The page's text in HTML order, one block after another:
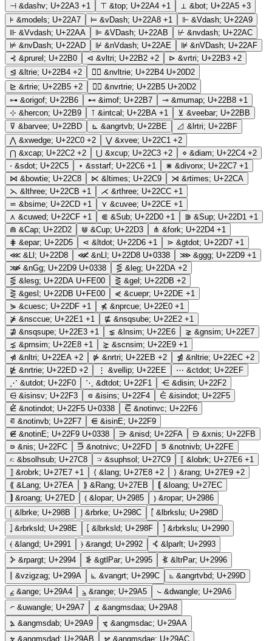
⊣ &dashv; U+22A3 +1 ⊤ &top; U+22A4 +1 ⊥ &bot; U+22A5 +3
⊧ &models; U+22A7 ⊨ &vDash; U+22A8 +1 ⊩ &Vdash; U+22A9
⊪ &Vvdash; U+22AA ⊫ &VDash; U+22AB ⊬ &nvdash; U+22AC
⊭ &nvDash; U+22AD ⊮ &nVdash; U+22AE ⊯ &nVDash; U+22AF
⊰ &prurel; U+22B0 ⊲ &vltri; U+22B2 +2 ⊳ &vrtri; U+22B3 +2
⊴ &ltrie; U+22B4 +2 ⊴⃒ &nvltrie; U+22B4 U+20D2
⊵ &rtrie; U+22B5 +2 ⊵⃒ &nvrtrie; U+22B5 U+20D2
⊶ &origof; U+22B6 ⊷ &imof; U+22B7 ⊸ &mumap; U+22B8 +1
⊹ &hercon; U+22B9 ⊺ &intcal; U+22BA +1 ⊻ &veebar; U+22BB
⊽ &barvee; U+22BD ⊾ &angrtvb; U+22BE ⊿ &lrtri; U+22BF
⋀ &xwedge; U+22C0 +2 ⋁ &xvee; U+22C1 +2
⋂ &xcap; U+22C2 +2 ⋃ &xcup; U+22C3 +2 ⋄ &diam; U+22C4 +2
⋅ &sdot; U+22C5 ⋆ &sstarf; U+22C6 +1 ⋇ &divonx; U+22C7 +1
⋈ &bowtie; U+22C8 ⋉ &ltimes; U+22C9 ⋊ &rtimes; U+22CA
⋋ &lthree; U+22CB +1 ⋌ &rthree; U+22CC +1
⋍ &bsime; U+22CD +1 ⋎ &cuvee; U+22CE +1
⋏ &cuwed; U+22CF +1 ⋐ &Sub; U+22D0 +1 ⋑ &Sup; U+22D1 +1
⋒ &Cap; U+22D2 ⋓ &Cup; U+22D3 ⋔ &fork; U+22D4 +1
⋕ &epar; U+22D5 ⋖ &ltdot; U+22D6 +1 ⋗ &gtdot; U+22D7 +1
⋘ &Ll; U+22D8 ⋘̸ &nLl; U+22D8 U+0338 ⋙ &ggg; U+22D9 +1
⋙̸ &nGg; U+22D9 U+0338 ⋚ &leg; U+22DA +2
⋚︀ &lesg; U+22DA U+FE00 ⋛ &gel; U+22DB +2
⋛︀ &gesl; U+22DB U+FE00 ⋞ &cuepr; U+22DE +1
⋟ &cuesc; U+22DF +1 ⋠ &nprcue; U+22E0 +1
⋡ &nsccue; U+22E1 +1 ⋢ &nsqsube; U+22E2 +1
⋣ &nsqsupe; U+22E3 +1 ⋦ &lnsim; U+22E6 ⋧ &gnsim; U+22E7
⋨ &prnsim; U+22E8 +1 ⋩ &scnsim; U+22E9 +1
⋪ &nltri; U+22EA +2 ⋫ &nrtri; U+22EB +2 ⋬ &nltrie; U+22EC +2
⋭ &nrtrie; U+22ED +2 ⋮ &vellip; U+22EE ⋯ &ctdot; U+22EF
⋰ &utdot; U+22F0 ⋱ &dtdot; U+22F1 ⋲ &disin; U+22F2
⋳ &isinsv; U+22F3 ⋴ &isins; U+22F4 ⋵ &isindot; U+22F5
⋵̸ &notindot; U+22F5 U+0338 ⋶ &notinvc; U+22F6
⋷ &notinvb; U+22F7 ⋹ &isinE; U+22F9
⋹̸ &notinE; U+22F9 U+0338 ⋺ &nisd; U+22FA ⋻ &xnis; U+22FB
⋼ &nis; U+22FC ⋽ &notnivc; U+22FD ⋾ &notnivb; U+22FE
⟈ &bsolhsub; U+27C8 ⟉ &suphsol; U+27C9 ⟦ &lobrk; U+27E6 +1
⟧ &robrk; U+27E7 +1 ⟨ &lang; U+27E8 +2 ⟩ &rang; U+27E9 +2
⟪ &Lang; U+27EA ⟫ &Rang; U+27EB ⟬ &loang; U+27EC
⟭ &roang; U+27ED ⦅ &lopar; U+2985 ⦆ &ropar; U+2986
⦋ &lbrke; U+298B ⦌ &rbrke; U+298C ⦍ &lbrkslu; U+298D
⦎ &rbrksld; U+298E ⦏ &lbrksld; U+298F ⦐ &rbrkslu; U+2990
⦑ &langd; U+2991 ⦒ &rangd; U+2992 ⦓ &lparlt; U+2993
⦔ &rpargt; U+2994 ⦕ &gtlPar; U+2995 ⦖ &ltrPar; U+2996
⦚ &vzigzag; U+299A ⦜ &vangrt; U+299C ⦝ &angrtvbd; U+299D
⦤ &ange; U+29A4 ⦥ &range; U+29A5 ⦦ &dwangle; U+29A6
⦧ &uwangle; U+29A7 ⦨ &angmsdaa; U+29A8
⦩ &angmsdab; U+29A9 ⦪ &angmsdac; U+29AA
⦫ &angmsdad; U+29AB ⦬ &angmsdae; U+29AC